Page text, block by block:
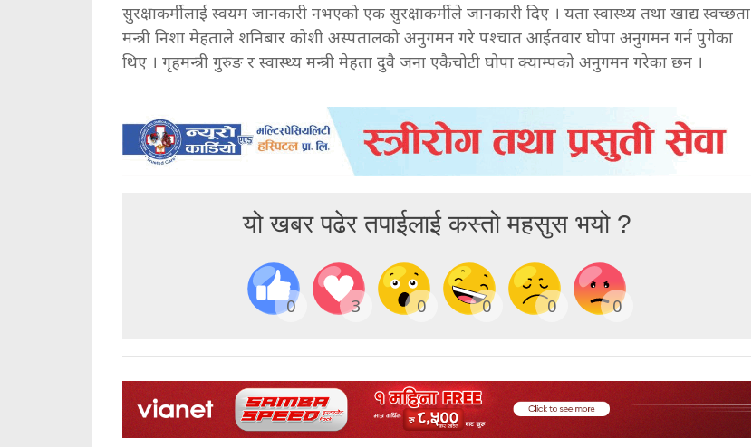
सुरक्षाकर्मीलाई स्वयम जानकारी नभएको एक सुरक्षाकर्मीले जानकारी दिए । यता स्वास्थ्य तथा खाद्य स्वच्छता
मन्त्री निशा मेहताले शनिबार कोशी अस्पतालको अनुगमन गरे पश्चात आईतवार घोपा अनुगमन गर्न पुगेका
थिए । गृहमन्त्री गुरुङ र स्वास्थ्य मन्त्री मेहता दुवै जना एकैचोटी घोपा क्याम्पको अनुगमन गरेका छन ।
यो खबर पढेर तपाईलाई कस्तो महसुस भयो ?
0 3 0 0 0 0